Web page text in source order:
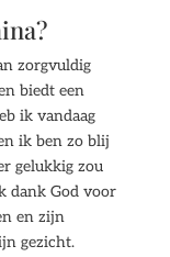
zorgvuldig
biedt een
ik vandaag
ik ben zo blij
gelukkig zou
dank God voor
en zijn
gezicht.